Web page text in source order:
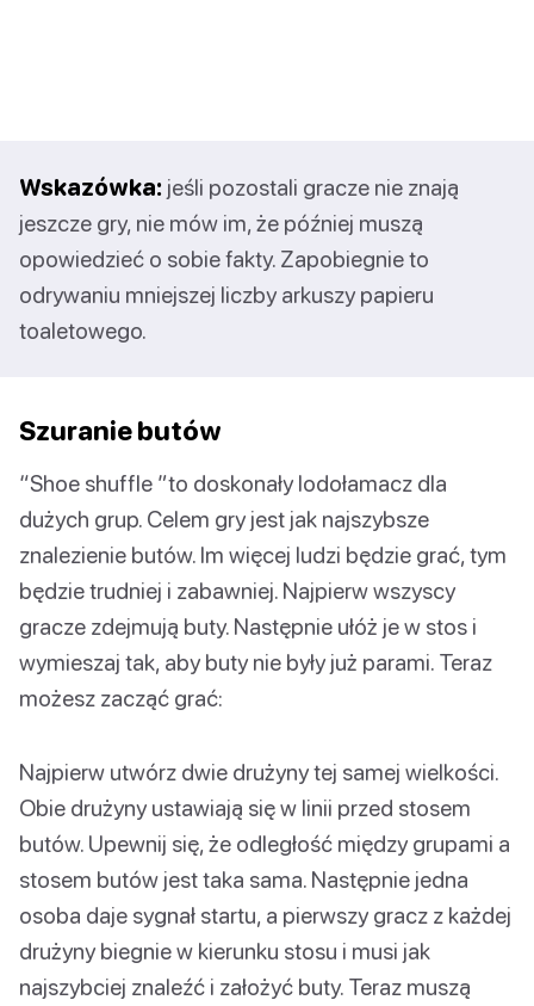
Wskazówka: jeśli pozostali gracze nie znają
jeszcze gry, nie mów im, że później muszą
opowiedzieć o sobie fakty. Zapobiegnie to
odrywaniu mniejszej liczby arkuszy papieru
toaletowego.
Szuranie butów
“Shoe shuffle ”to doskonały lodołamacz dla
dużych grup. Celem gry jest jak najszybsze
znalezienie butów. Im więcej ludzi będzie grać, tym
będzie trudniej i zabawniej. Najpierw wszyscy
gracze zdejmują buty. Następnie ułóż je w stos i
wymieszaj tak, aby buty nie były już parami. Teraz
możesz zacząć grać:
Najpierw utwórz dwie drużyny tej samej wielkości.
Obie drużyny ustawiają się w linii przed stosem
butów. Upewnij się, że odległość między grupami a
stosem butów jest taka sama. Następnie jedna
osoba daje sygnał startu, a pierwszy gracz z każdej
drużyny biegnie w kierunku stosu i musi jak
najszybciej znaleźć i założyć buty. Teraz muszą